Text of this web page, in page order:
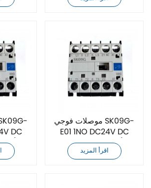
DC
موصلات فوجي SK09G-
E01 1NO DC24V DC
أصلية جديدة تمامًا
اقرأ المزيد